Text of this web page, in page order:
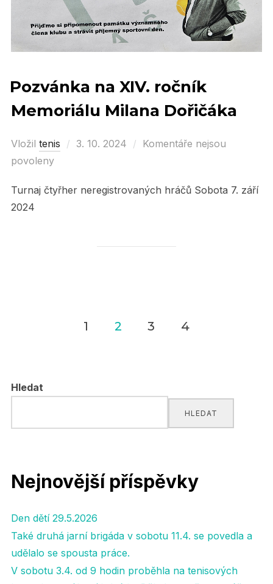
Pozvánka na XIV. ročník
Memoriálu Milana Dořičáka
Vložil tenis
Posted
3. 10. 2024
Komentáře nejsou
povoleny
Turnaj čtyřher neregistrovaných hráčů Sobota 7. září
2024
příspěvky
1 2 3 4
Hledat
HLEDAT
Nejnovější příspěvky
Den dětí 29.5.2026
Také druhá jarní brigáda v sobotu 11.4. se povedla a
udělalo se spousta práce.
V sobotu 3.4. od 9 hodin proběhla na tenisových